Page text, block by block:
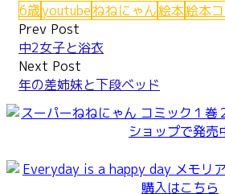
6歳youtubeねねにゃん絵本絵本
Post
navigation
Prev Post
中2女子と浴衣
Next Post
年の差姉妹と下段ベッド